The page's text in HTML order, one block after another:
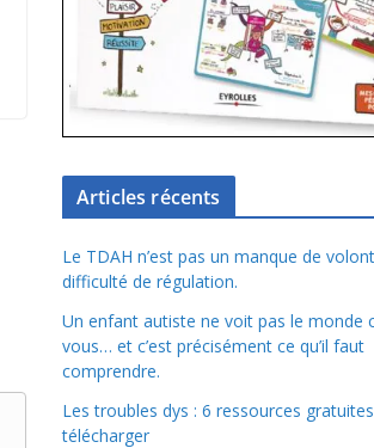
Articles récents
Le TDAH n’est pas un manque de
difficulté de régulation.
Un enfant autiste ne voit pas le monde
vous… et c’est précisément ce qu’il faut
comprendre.
Les troubles dys : 6 ressources
télécharger